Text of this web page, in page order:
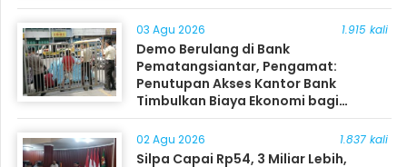
03 Agu 2026 1.915 kali
Demo Berulang di Bank
Pematangsiantar, Pengamat:
Penutupan Akses Kantor Bank
Timbulkan Biaya Ekonomi bagi
Masyarakat
02 Agu 2026 1.837 kali
Silpa Capai Rp54, 3 Miliar Lebih,